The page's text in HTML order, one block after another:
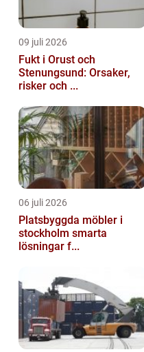
09 juli 2026
Fukt i Orust och
Stenungsund: Orsaker,
risker och ...
06 juli 2026
Platsbyggda möbler i
stockholm smarta
lösningar f...